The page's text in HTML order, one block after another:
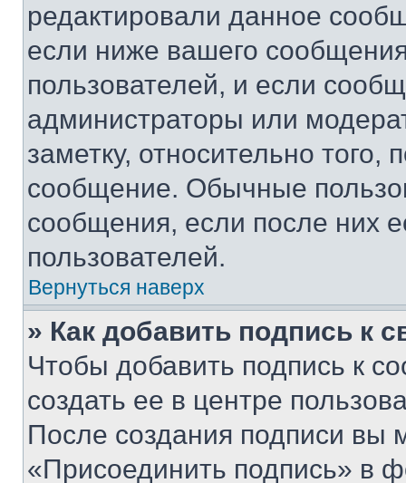
редактировали данное
если ниже вашего
пользователей, и если
администраторы или
заметку, относительно
сообщение. Обычные
сообщения, если после них
пользователей.
Вернуться наверх
» Как добавить подпись к
Чтобы добавить подпись к
создать ее в центре
После создания подписи вы
«Присоединить подпись» в